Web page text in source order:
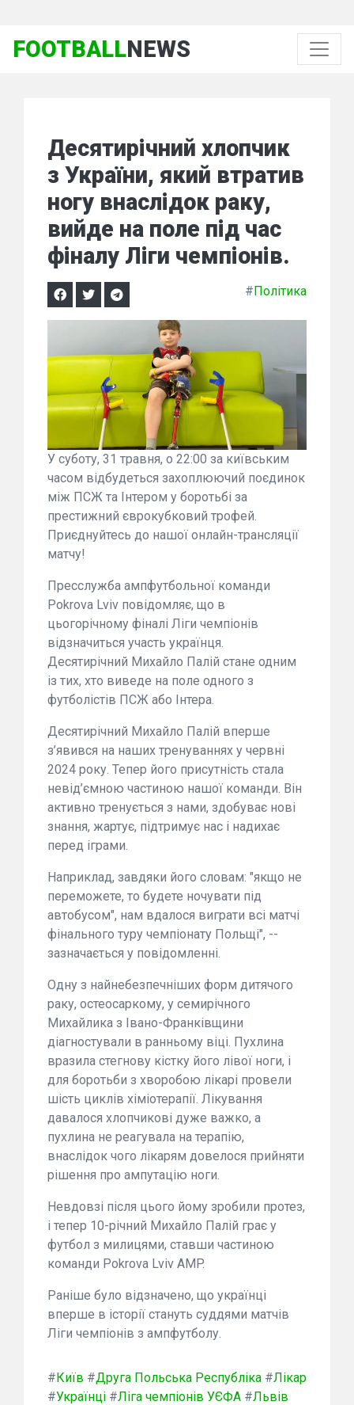
FOOTBALLNEWS
Десятирічний хлопчик
з України, який втратив
ногу внаслідок раку,
вийде на поле під час
фіналу Ліги чемпіонів.
#Політика
У суботу, 31 травня, о 22:00 за київським
часом відбудеться захоплюючий поєдинок
між ПСЖ та Інтером у боротьбі за
престижний єврокубковий трофей.
Приєднуйтесь до нашої онлайн-трансляції
матчу!
Пресслужба ампфутбольної команди
Pokrova Lviv повідомляє, що в
цьогорічному фіналі Ліги чемпіонів
відзначиться участь українця.
Десятирічний Михайло Палій стане одним
із тих, хто виведе на поле одного з
футболістів ПСЖ або Інтера.
Десятирічний Михайло Палій вперше
з’явився на наших тренуваннях у червні
2024 року. Тепер його присутність стала
невід’ємною частиною нашої команди. Він
активно тренується з нами, здобуває нові
знання, жартує, підтримує нас і надихає
перед іграми.
Наприклад, завдяки його словам: "якщо не
переможете, то будете ночувати під
автобусом", нам вдалося виграти всі матчі
фінального туру чемпіонату Польщі", --
зазначається у повідомленні.
Одну з найнебезпечніших форм дитячого
раку, остеосаркому, у семирічного
Михайлика з Івано-Франківщини
діагностували в ранньому віці. Пухлина
вразила стегнову кістку його лівої ноги, і
для боротьби з хворобою лікарі провели
шість циклів хіміотерапії. Лікування
давалося хлопчикові дуже важко, а
пухлина не реагувала на терапію,
внаслідок чого лікарям довелося прийняти
рішення про ампутацію ноги.
Невдовзі після цього йому зробили протез,
і тепер 10-річний Михайло Палій грає у
футбол з милицями, ставши частиною
команди Pokrova Lviv AMP.
Раніше було відзначено, що українці
вперше в історії стануть суддями матчів
Ліги чемпіонів з ампфутболу.
#Київ #Друга Польська Республіка #Лікар
#Українці #Ліга чемпіонів УЄФА #Львів